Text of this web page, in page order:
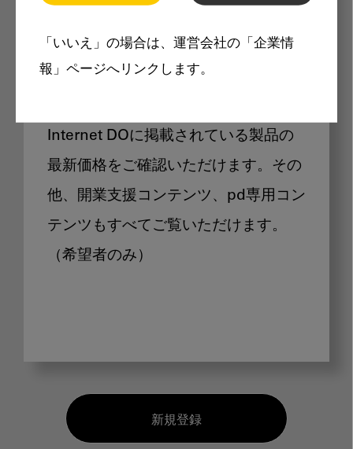
「いいえ」の場合は、運営会社の「企業情
報」ページへリンクします。
製品価格も閲覧可能
Internet DOに掲載されている製品の
最新価格をご確認いただけます。その
他、開業支援コンテンツ、pd専用コン
テンツもすべてご覧いただけます。
（希望者のみ）
新規登録